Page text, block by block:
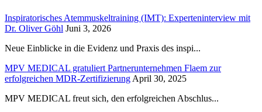
Inspiratorisches Atemmuskeltraining (IMT): Experteninterview mit
Dr. Oliver Göhl Juni 3, 2026
Neue Einblicke in die Evidenz und Praxis des inspi...
MPV MEDICAL gratuliert Partnerunternehmen Flaem zur
erfolgreichen MDR-Zertifizierung April 30, 2025
MPV MEDICAL freut sich, den erfolgreichen Abschlus...